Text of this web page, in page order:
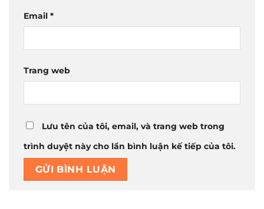
Email *
Trang web
Lưu tên của tôi, email, và trang web trong
trình duyệt này cho lần bình luận kế tiếp của tôi.